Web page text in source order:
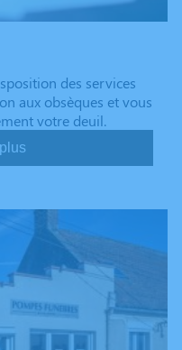
des services
aux obsèques et vous
votre deuil.